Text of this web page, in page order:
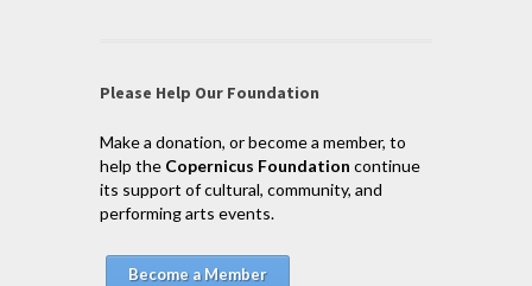
Please Help Our Foundation
Make a donation, or become a member, to
help the Copernicus Foundation continue
its support of cultural, community, and
performing arts events.
Become a Member